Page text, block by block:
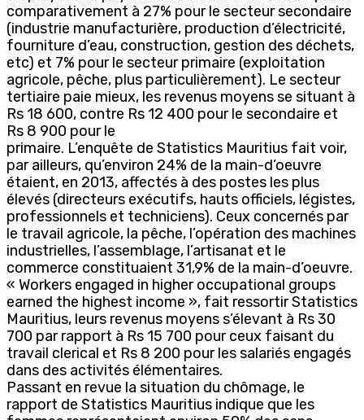
comparativement à 27% pour le secteur secondaire
(industrie manufacturière, production d’électricité,
fourniture d’eau, construction, gestion des déchets,
etc) et 7% pour le secteur primaire (exploitation
agricole, pêche, plus particulièrement). Le secteur
tertiaire paie mieux, les revenus moyens se situant à
Rs 18 600, contre Rs 12 400 pour le secondaire et
Rs 8 900 pour le
primaire. L’enquête de Statistics Mauritius fait voir,
par ailleurs, qu’environ 24% de la main-d’oeuvre
étaient, en 2013, affectés à des postes les plus
élevés (directeurs exécutifs, hauts officiels, légistes,
professionnels et techniciens). Ceux concernés par
le travail agricole, la pêche, l’opération des machines
industrielles, l’assemblage, l’artisanat et le
commerce constituaient 31,9% de la main-d’oeuvre.
« Workers engaged in higher occupational groups
earned the highest income », fait ressortir Statistics
Mauritius, leurs revenus moyens s’élevant à Rs 30
700 par rapport à Rs 15 700 pour ceux faisant du
travail clerical et Rs 8 200 pour les salariés engagés
dans des activités élémentaires.
Passant en revue la situation du chômage, le
rapport de Statistics Mauritius indique que les